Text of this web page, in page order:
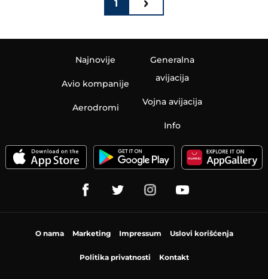
1
Najnovije
Avio kompanije
Aerodromi
Generalna
avijacija
Vojna avijacija
Info
O nama Marketing Impressum Uslovi korišćenja
Politika privatnosti Kontakt